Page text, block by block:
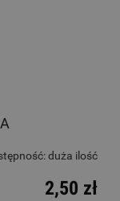
duża ilość
2,50 zł